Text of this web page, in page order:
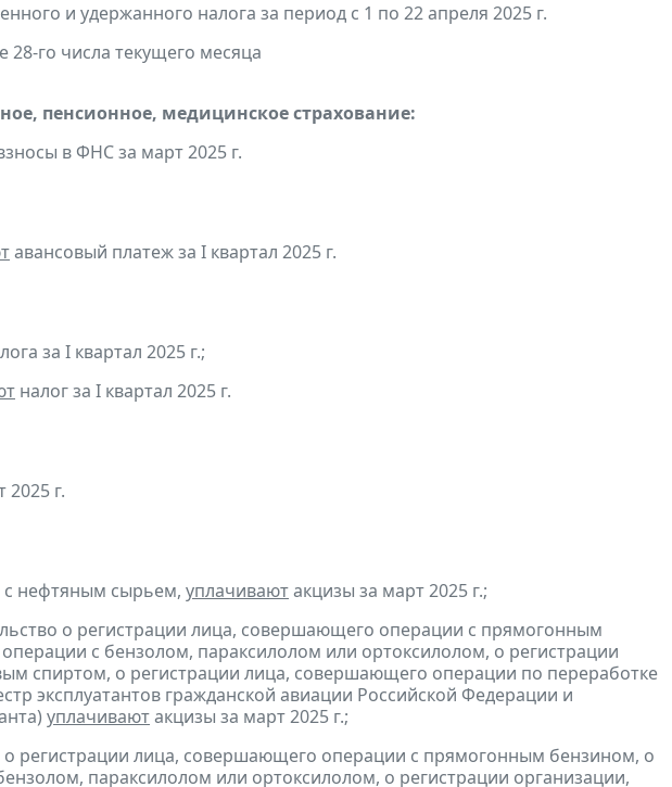
и удержанного налога за период с 1 по 22 апреля 2025 г.
28-го числа текущего месяца
пенсионное, медицинское страхование:
в ФНС за март 2025 г.
авансовый платеж за I квартал 2025 г.
за I квартал 2025 г.;
налог за I квартал 2025 г.
2025 г.
нефтяным сырьем, уплачиваютакцизы за март 2025 г.;
о регистрации лица, совершающего операции с прямогонным
с бензолом, параксилолом или ортоксилолом, о регистрации
спиртом, о регистрации лица, совершающего операции по переработке
эксплуатантов гражданской авиации Российской Федерации и
уплачиваютакцизы за март 2025 г.;
регистрации лица, совершающего операции с прямогонным бензином, о
параксилолом или ортоксилолом, о регистрации организации,